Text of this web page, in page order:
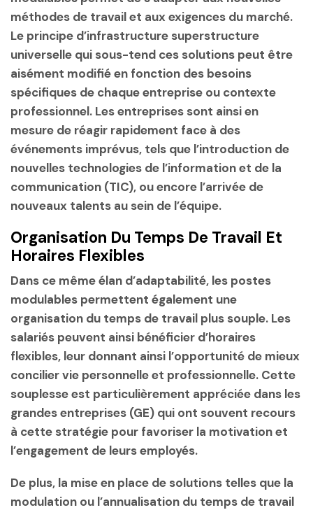
méthodes de travail et aux exigences du marché.
Le principe d’infrastructure superstructure
universelle qui sous-tend ces solutions peut être
aisément modifié en fonction des besoins
spécifiques de chaque entreprise ou contexte
professionnel. Les entreprises sont ainsi en
mesure de réagir rapidement face à des
événements imprévus, tels que l’introduction de
nouvelles technologies de l’information et de la
communication (TIC), ou encore l’arrivée de
nouveaux talents au sein de l’équipe.
Organisation Du Temps De Travail Et
Horaires Flexibles
Dans ce même élan d’adaptabilité, les postes
modulables permettent également une
organisation du temps de travail plus souple. Les
salariés peuvent ainsi bénéficier d’horaires
flexibles, leur donnant ainsi l’opportunité de mieux
concilier vie personnelle et professionnelle. Cette
souplesse est particulièrement appréciée dans les
grandes entreprises (GE) qui ont souvent recours
à cette stratégie pour favoriser la motivation et
l’engagement de leurs employés.
De plus, la mise en place de solutions telles que la
modulation ou l’annualisation du temps de travail